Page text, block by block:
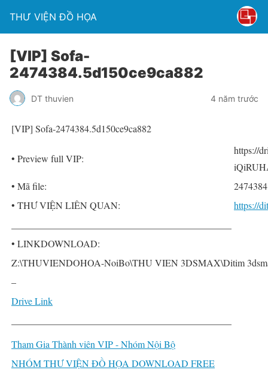
THƯ VIỆN ĐỒ HỌA
[VIP] Sofa-
2474384.5d150ce9ca882
DT thuvien 4 năm trước
[VIP] Sofa-2474384.5d150ce9ca882
• Preview full VIP:
https://
• Mã file:
• THƯ VIỆN LIÊN QUAN:
https://
• LINKDOWNLOAD:
Z:\THUVIENDOHOA-NoiBo\THU VIEN 3DSMAX\Ditim
–
Drive Link
Tham Gia Thành viên VIP - Nhóm Nội Bộ
NHÓM THƯ VIỆN ĐỒ HỌA DOWNLOAD FREE